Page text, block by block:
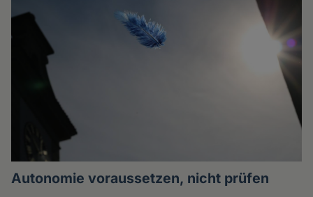
Autonomie voraussetzen, nicht prüfen